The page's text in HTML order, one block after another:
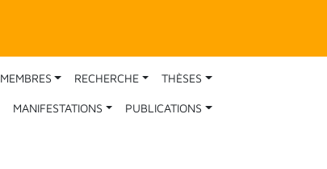
MEMBRES RECHERCHE THÈSES
MANIFESTATIONS PUBLICATIONS